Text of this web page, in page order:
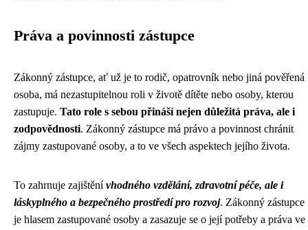
Práva a povinnosti zástupce
Zákonný zástupce, ať už je to rodič, opatrovník nebo jiná pověřená
osoba, má nezastupitelnou roli v životě dítěte nebo osoby, kterou
zastupuje. Tato role s sebou přináší nejen důležitá práva, ale i
zodpovědnosti. Zákonný zástupce má právo a povinnost chránit
zájmy zastupované osoby, a to ve všech aspektech jejího života.
To zahrnuje zajištěnívhodného vzdělání, zdravotní péče, ale i
láskyplného a bezpečného prostředí pro rozvoj. Zákonný zástupce
je hlasem zastupované osoby a zasazuje se o její potřeby a práva ve